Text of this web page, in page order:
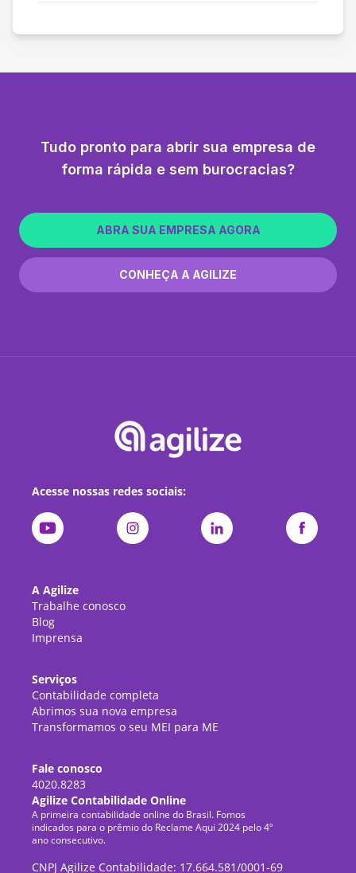
Tudo pronto para abrir sua empresa de
forma rápida e sem burocracias?
ABRA SUA EMPRESA AGORA
CONHEÇA A AGILIZE
Acesse nossas redes sociais:
A Agilize
Trabalhe conosco
Blog
Imprensa
Serviços
Contabilidade completa
Abrimos sua nova empresa
Transformamos o seu MEI para ME
Fale conosco
4020.8283
Agilize Contabilidade Online
A primeira contabilidade online do Brasil. Fomos
indicados para o prêmio do Reclame Aqui 2024 pelo 4º
ano consecutivo.
CNPJ Agilize Contabilidade: 17.664.581/0001-69